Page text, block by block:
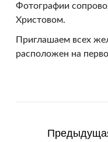
Фотографии
Христовом.
Приглашаем всех
расположен на